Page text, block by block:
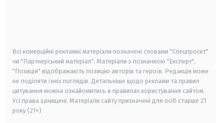
Всі комерційні рекламні матеріали позначені словами "Спецпроєкт"
чи "Партнерський матеріал". Матеріали з позначкою "Експерт",
"Позиція" відображають позицію авторів та героїв. Редакція може
не поділяти їхніх поглядів. Детальніше щодо реклами та правил
цитування можна ознайомитись в правилах користування сайтом.
Усі права захищені. Матеріали сайту призначені для осіб старше 21
року (21+)